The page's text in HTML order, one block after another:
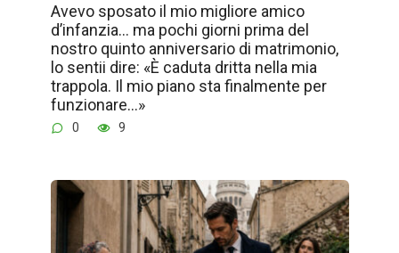
Avevo sposato il mio migliore amico
d’infanzia… ma pochi giorni prima del
nostro quinto anniversario di matrimonio,
lo sentii dire: «È caduta dritta nella mia
trappola. Il mio piano sta finalmente per
funzionare…»
0 9